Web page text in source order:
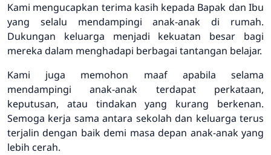
Kami mengucapkan terima kasih kepada Bapak dan Ibu
yang selalu mendampingi anak-anak di rumah.
Dukungan keluarga menjadi kekuatan besar bagi
mereka dalam menghadapi berbagai tantangan belajar.
Kami juga memohon maaf apabila selama
mendampingi anak-anak terdapat perkataan,
keputusan, atau tindakan yang kurang berkenan.
Semoga kerja sama antara sekolah dan keluarga terus
terjalin dengan baik demi masa depan anak-anak yang
lebih cerah.